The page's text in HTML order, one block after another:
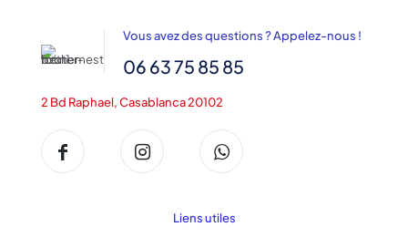
Vous avez des questions ? Appelez-nous !
06 63 75 85 85
2 Bd Raphael, Casablanca 20102
Liens utiles